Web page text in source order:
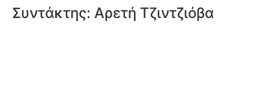
Συντάκτης: Αρετή Τζιντζιόβα